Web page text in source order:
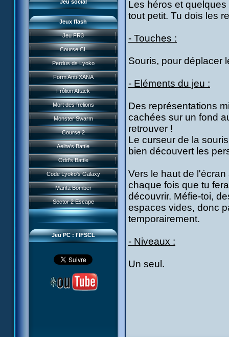
Jeu social
Jeux flash
Jeu FR3
Course CL
Perdus ds Lyoko
Form Anti-XANA
Frôlion Attack
Mort des frelions
Monster Swarm
Course 2
Aelita's Battle
Odd's Battle
Code Lyoko's Galaxy
Manta Bomber
Sector 2 Escape
Jeu PC : l'IFSCL
Présentation
News IFSCL
Le créateur
Médias
Questions fréquentes
Téléchargements
Réseau IFSCL
Les héros et
tout petit. Tu dois les
- Touches :
Souris, pour déplacer
- Eléments du jeu :
Des représentations
cachées sur un fond
retrouver !
Le curseur de la
bien découvert les
Vers le haut de
chaque fois que tu
découvrir. Méfie-toi,
espaces vides, donc
temporairement.
- Niveaux :
Un seul.